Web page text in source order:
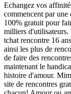
Echangez vos
commencent par
100% gratuit pour
milliers d'utilisateurs.
tchat rencontre 16
ainsi les plus de
de faire des
maintenant le
histoire d'amour.
site de rencontres